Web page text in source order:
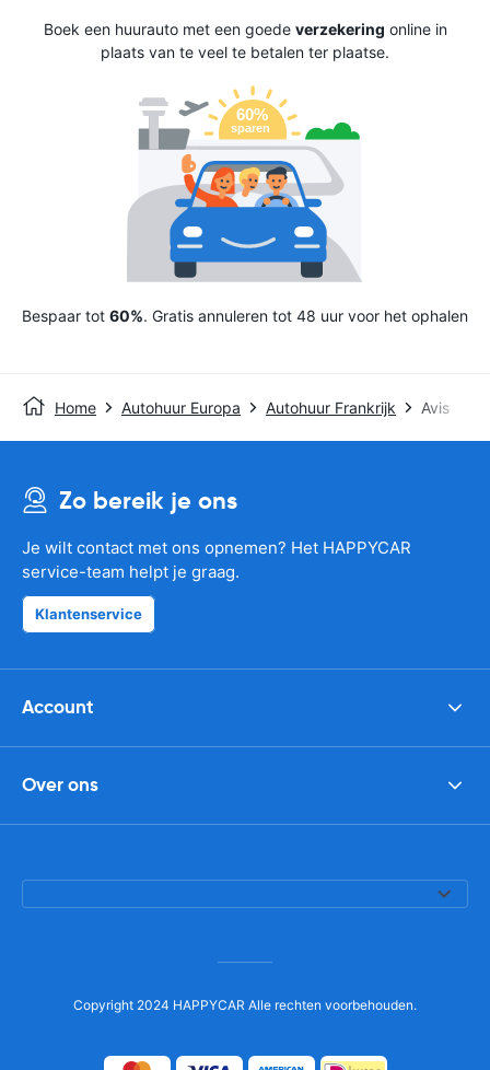
Boek een huurauto met een goede verzekering online in
plaats van te veel te betalen ter plaatse.
Bespaar tot 60%. Gratis annuleren tot 48 uur voor het ophalen
Home Autohuur Europa Autohuur Frankrijk Avis
Zo bereik je ons
Je wilt contact met ons opnemen? Het HAPPYCAR
service-team helpt je graag.
Klantenservice
Account
Over ons
Copyright 2024 HAPPYCAR Alle rechten voorbehouden.